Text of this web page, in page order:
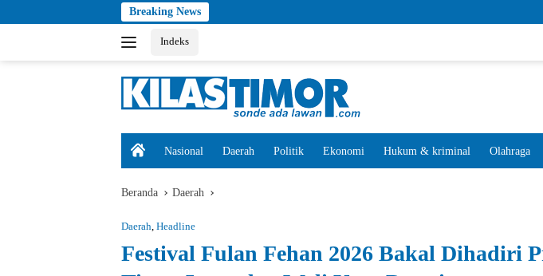
ke
Breaking News
Indeks
H
e
Nasional Daerah Politik Ekonomi Hukum & kriminal Olahraga
Beranda Daerah
Daerah, Headline
Festival Fulan Fehan 2026 Bakal Dihadiri